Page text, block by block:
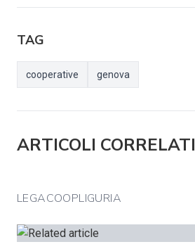
TAG
cooperative genova
ARTICOLI CORRELATI
LEGACOOPLIGURIA